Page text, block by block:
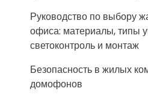
Руководство по выбору
офиса: материалы, типы
светоконтроль и монтаж
Безопасность в жилых
домофонов